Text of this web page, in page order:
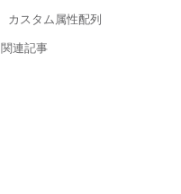
カスタム属性配列
関連記事